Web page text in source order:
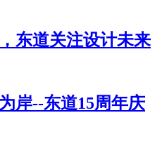
东道关注设计未来
岸--东道15周年庆